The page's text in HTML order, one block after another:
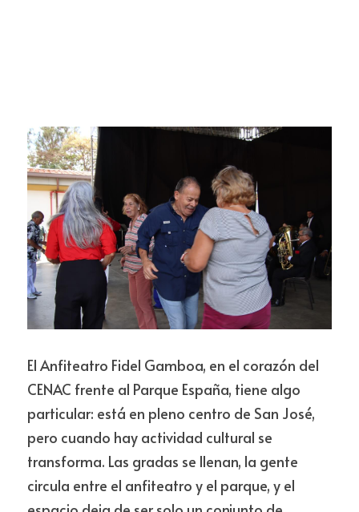
El Anfiteatro Fidel Gamboa, en el corazón del
CENAC frente al Parque España, tiene algo
particular: está en pleno centro de San José,
pero cuando hay actividad cultural se
transforma. Las gradas se llenan, la gente
circula entre el anfiteatro y el parque, y el